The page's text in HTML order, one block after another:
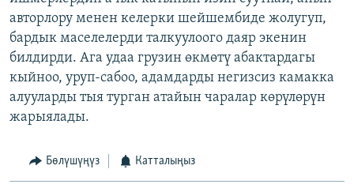
авторлору менен келерки шейшембиде жолугуп,
бардык маселелерди талкуулоого даяр экенин
билдирди. Ага удаа грузин өкмөтү абактардагы
кыйноо, уруп-сабоо, адамдарды негизсиз камакка
алууларды тыя турган атайын чаралар көрүлөрүн
жарыялады.
Бөлүшүңүз Катталыңыз